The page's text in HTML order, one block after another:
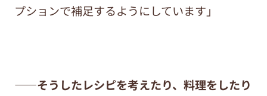
プションで補足するようにしています」
——そうしたレシピを考えたり、料理をしたり